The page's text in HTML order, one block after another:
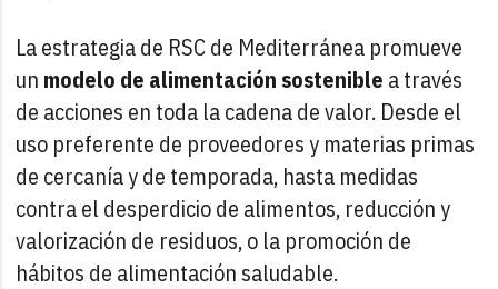
La estrategia de RSC de Mediterránea promueve
un modelo de alimentación sostenible a través
de acciones en toda la cadena de valor. Desde el
uso preferente de proveedores y materias primas
de cercanía y de temporada, hasta medidas
contra el desperdicio de alimentos, reducción y
valorización de residuos, o la promoción de
hábitos de alimentación saludable.